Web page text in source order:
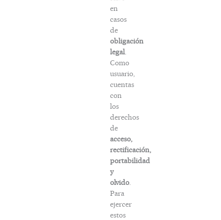
en
casos
de
obligación
legal
Como
usuario,
cuentas
con
los
derechos
de
acceso,
rectificación,
portabilidad
y
olvido
Para
ejercer
estos